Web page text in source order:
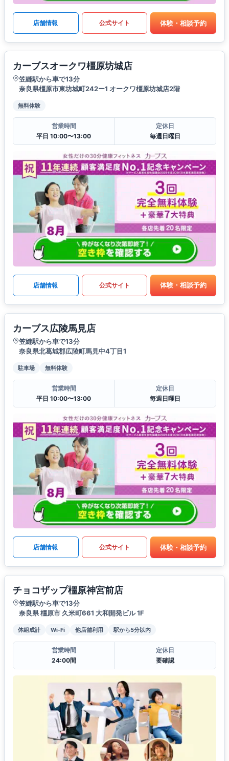
店舗情報 公式サイト 体験・相談予約
カーブスオークワ橿原坊城店
笠縫駅から車で13分
奈良県橿原市東坊城町242ー1 オークワ橿原坊城店2階
無料体験
営業時間
平日 10:00〜13:00
定休日
毎週日曜日
店舗情報 公式サイト 体験・相談予約
カーブス広陵馬見店
笠縫駅から車で13分
奈良県北葛城郡広陵町馬見中4丁目1
駐車場 無料体験
営業時間
平日 10:00〜13:00
定休日
毎週日曜日
店舗情報 公式サイト 体験・相談予約
チョコザップ橿原神宮前店
笠縫駅から車で13分
奈良県 橿原市 久米町661 大和開発ビル 1F
体組成計 Wi-Fi 他店舗利用 駅から5分以内
営業時間
24:00間
定休日
要確認